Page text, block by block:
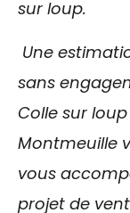
sur loup.
Une
sans
Colle sur
Montmeuille
vous
projet de